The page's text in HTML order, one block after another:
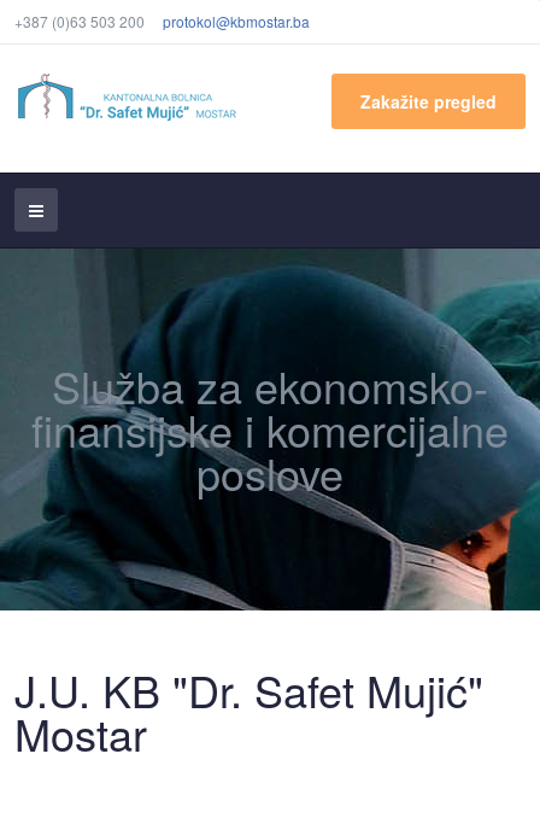
+387 (0)63 503 200 protokol@kbmostar.ba
Zakažite pregled
Služba za ekonomsko-
finansijske i komercijalne
poslove
J.U. KB "Dr. Safet Mujić"
Mostar